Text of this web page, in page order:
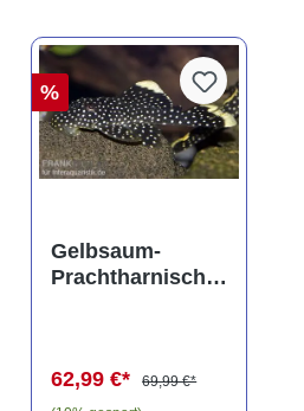
%
Gelbsaum-
Prachtharnischw
62,99 €*
69,99 €*